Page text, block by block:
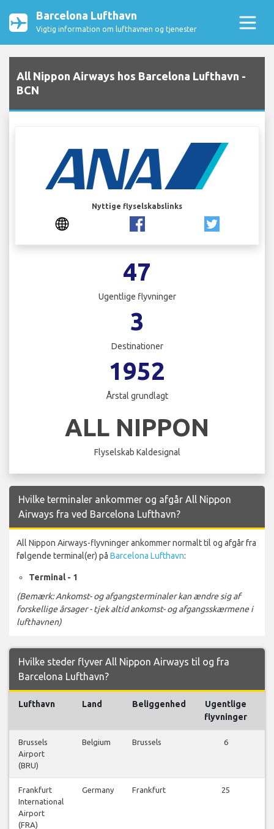
Barcelona Lufthavn
Vigtig information om lufthavnen og tjenester
All Nippon Airways hos Barcelona Lufthavn -
BCN
Nyttige flyselskabslinks
47
Ugentlige flyvninger
3
Destinationer
1952
Årstal grundlagt
ALL NIPPON
Flyselskab Kaldesignal
Hvilke terminaler ankommer og afgår All Nippon
Airways fra ved Barcelona Lufthavn?
All Nippon Airways-flyvninger ankommer normalt til og afgår fra
følgende terminal(er) på Barcelona Lufthavn:
Terminal - 1
(Bemærk: Ankomst- og afgangsterminaler kan ændre sig af
forskellige årsager - tjek altid ankomst- og afgangsskærmene i
lufthavnen)
Hvilke steder flyver All Nippon Airways til og fra
Barcelona Lufthavn?
Lufthavn Land Beliggenhed
Ugentlige
flyvninger
Brussels
Airport
(BRU)
Belgium Brussels
6
Frankfurt
International
Airport
(FRA)
Germany Frankfurt
25